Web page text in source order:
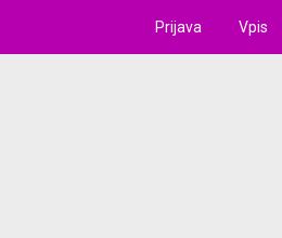
Prijava Vpis